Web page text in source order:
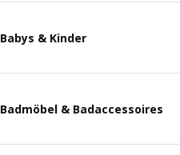
Babys & Kinder
Badmöbel & Badaccessoires